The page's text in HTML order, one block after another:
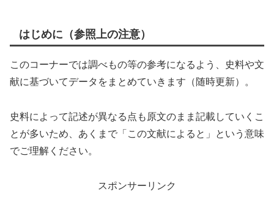
はじめに（参照上の注意）
このコーナーでは調べもの等の参考になるよう、史料や文
献に基づいてデータをまとめていきます（随時更新）。
史料によって記述が異なる点も原文のまま記載していくこ
とが多いため、あくまで「この文献によると」という意味
でご理解ください。
スポンサーリンク